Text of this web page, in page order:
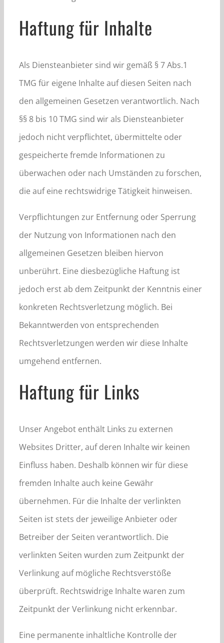
Haftung für Inhalte
Als Diensteanbieter sind wir gemäß § 7 Abs.1
TMG für eigene Inhalte auf diesen Seiten nach
den allgemeinen Gesetzen verantwortlich. Nach
§§ 8 bis 10 TMG sind wir als Diensteanbieter
jedoch nicht verpflichtet, übermittelte oder
gespeicherte fremde Informationen zu
überwachen oder nach Umständen zu forschen,
die auf eine rechtswidrige Tätigkeit hinweisen.
Verpflichtungen zur Entfernung oder Sperrung
der Nutzung von Informationen nach den
allgemeinen Gesetzen bleiben hiervon
unberührt. Eine diesbezügliche Haftung ist
jedoch erst ab dem Zeitpunkt der Kenntnis einer
konkreten Rechtsverletzung möglich. Bei
Bekanntwerden von entsprechenden
Rechtsverletzungen werden wir diese Inhalte
umgehend entfernen.
Haftung für Links
Unser Angebot enthält Links zu externen
Websites Dritter, auf deren Inhalte wir keinen
Einfluss haben. Deshalb können wir für diese
fremden Inhalte auch keine Gewähr
übernehmen. Für die Inhalte der verlinkten
Seiten ist stets der jeweilige Anbieter oder
Betreiber der Seiten verantwortlich. Die
verlinkten Seiten wurden zum Zeitpunkt der
Verlinkung auf mögliche Rechtsverstöße
überprüft. Rechtswidrige Inhalte waren zum
Zeitpunkt der Verlinkung nicht erkennbar.
Eine permanente inhaltliche Kontrolle der